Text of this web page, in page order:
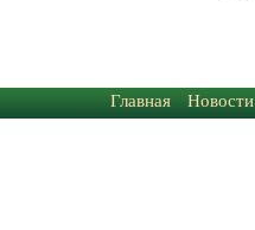
Главная Новости